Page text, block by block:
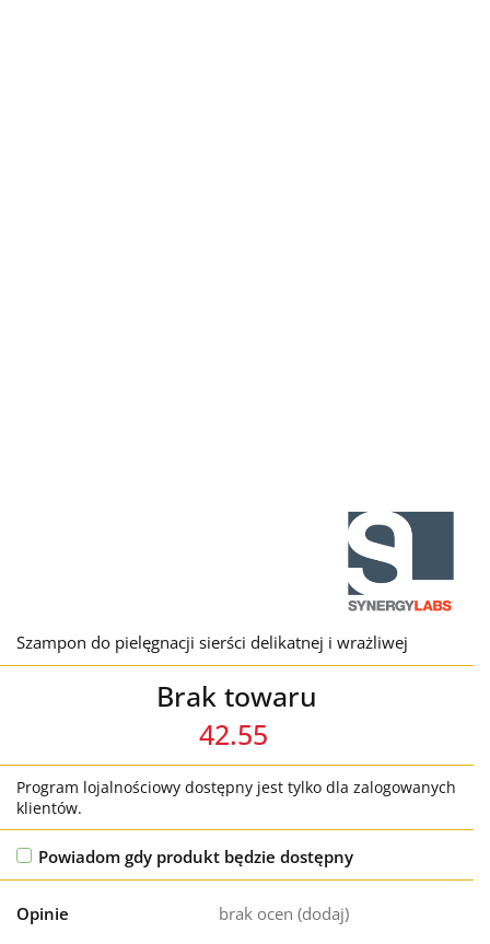
Szampon do pielęgnacji sierści delikatnej i wrażliwej
Brak towaru
42.55
Program lojalnościowy dostępny jest tylko dla zalogowanych
klientów.
Powiadom gdy produkt będzie dostępny
Opinie brak ocen (dodaj)